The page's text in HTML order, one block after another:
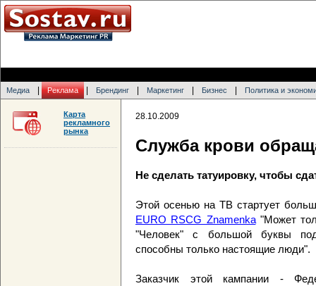
Медиа Реклама Брендинг Маркетинг Бизнес Политика и
28.10.2009
Служба крови
Не сделать татуировку, чтобы
Этой осенью на ТВ стартует
EURO RSCG Znamenka"Может
"Человек" с большой буквы
способны только настоящие люди".
Заказчик этой кампании -
Карта
рекламного
рынка